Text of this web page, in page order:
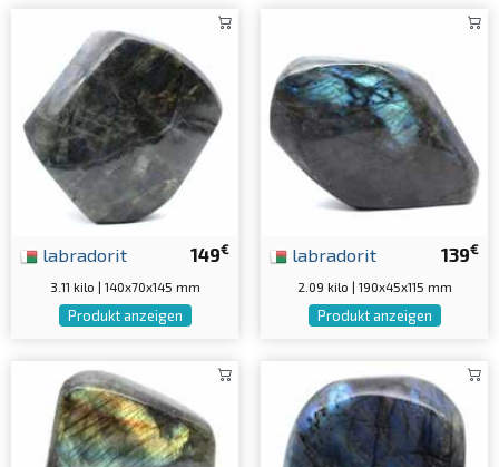
149€
labradorit
3.11 kilo | 140x70x145 mm
Produkt anzeigen
139€
labradorit
2.09 kilo | 190x45x115 mm
Produkt anzeigen